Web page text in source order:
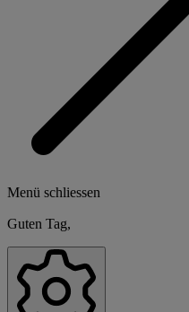
Menü schliessen
Guten Tag,